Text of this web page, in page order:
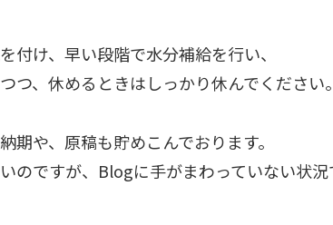
付け、早い段階で水分補給を行い、
つ、休めるときはしっかり休んでください。
や、原稿も貯めこんでおります。
のですが、Blogに手がまわっていない状況